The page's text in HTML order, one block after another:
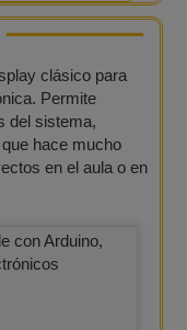
clásico para
Permite
del sistema,
hace mucho
en el aula o en